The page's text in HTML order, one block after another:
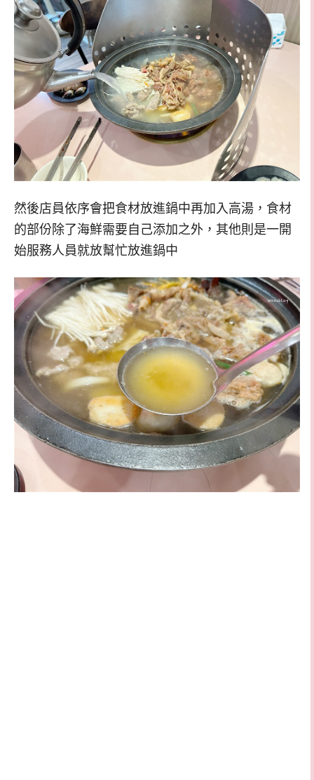
然後店員依序會把食材放進鍋中再加入高湯，食材
的部份除了海鮮需要自己添加之外，其他則是一開
始服務人員就放幫忙放進鍋中